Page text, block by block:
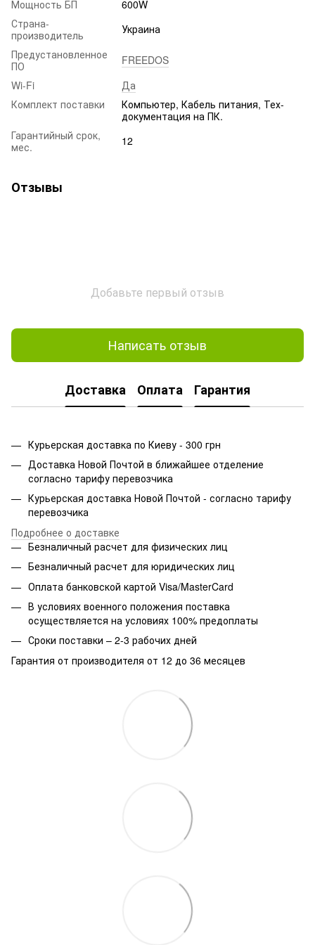
Мощность БП
600W
Страна-
производитель
Украина
Предустановленное
ПО
FREEDOS
Wi-Fi
Да
Комплект поставки
Компьютер, Кабель питания, Тех-
документация на ПК.
Гарантийный срок,
мес.
12
Отзывы
Добавьте первый отзыв
Написать отзыв
Доставка Оплата Гарантия
Курьерская доставка по Киеву - 300 грн
Доставка Новой Почтой в ближайшее отделение
согласно тарифу перевозчика
Курьерская доставка Новой Почтой - согласно тарифу
перевозчика
Подробнее о доставке
Безналичный расчет для физических лиц
Безналичный расчет для юридических лиц
Оплата банковской картой Visa/MasterCard
В условиях военного положения поставка
осуществляется на условиях 100% предоплаты
Сроки поставки – 2-3 рабочих дней
Гарантия от производителя от 12 до 36 месяцев